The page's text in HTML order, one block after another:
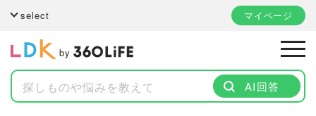
select マイページ
by
AI回答